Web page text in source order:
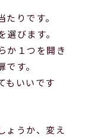
りです。
びます。
か１つを開き
す。
もいいです
ょうか、変え